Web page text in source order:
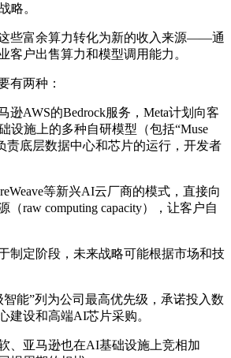
略。
些富余算力转化为新的收入来源——通
客户出售算力和模型调用能力。
有两种：
逊AWS的Bedrock服务，Meta计划向客
设施上的多种自研模型（包括“Muse
责底层数据中心和芯片的运行，开发者
等新兴AI云厂商的模式，直接向
（raw computing capacity），让客户自
制定阶段，未来战略可能根据市场和技
智能”列为公司最高优先级，承诺投入数
建设和高端AI芯片采购。
、亚马逊也在AI基础设施上竞相加